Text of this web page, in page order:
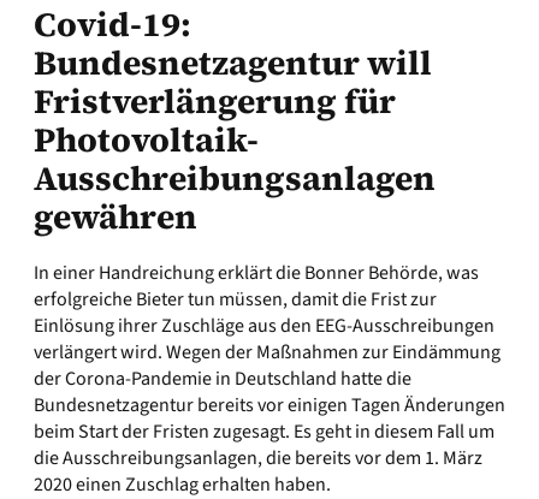
Covid-19:
Bundesnetzagentur will
Fristverlängerung für
Photovoltaik-
Ausschreibungsanlagen
gewähren
In einer Handreichung erklärt die Bonner Behörde, was
erfolgreiche Bieter tun müssen, damit die Frist zur
Einlösung ihrer Zuschläge aus den EEG-Ausschreibungen
verlängert wird. Wegen der Maßnahmen zur Eindämmung
der Corona-Pandemie in Deutschland hatte die
Bundesnetzagentur bereits vor einigen Tagen Änderungen
beim Start der Fristen zugesagt. Es geht in diesem Fall um
die Ausschreibungsanlagen, die bereits vor dem 1. März
2020 einen Zuschlag erhalten haben.